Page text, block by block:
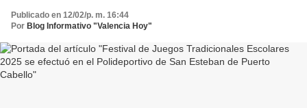
Publicado en 12/02/p. m. 16:44
Por Blog Informativo "Valencia Hoy"